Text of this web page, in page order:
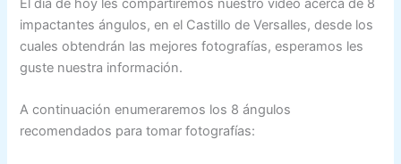
El día de hoy les compartiremos nuestro video acerca de 8
impactantes ángulos, en el Castillo de Versalles, desde los
cuales obtendrán las mejores fotografías, esperamos les
guste nuestra información.
A continuación enumeraremos los 8 ángulos
recomendados para tomar fotografías: